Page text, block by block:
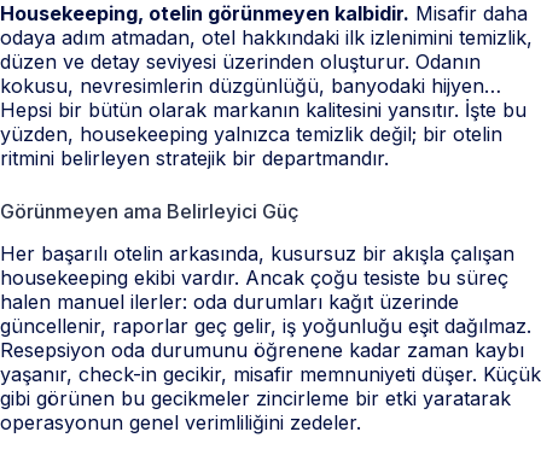
Housekeeping, otelin görünmeyen kalbidir. Misafir daha
odaya adım atmadan, otel hakkındaki ilk izlenimini temizlik,
düzen ve detay seviyesi üzerinden oluşturur. Odanın
kokusu, nevresimlerin düzgünlüğü, banyodaki hijyen…
Hepsi bir bütün olarak markanın kalitesini yansıtır. İşte bu
yüzden, housekeeping yalnızca temizlik değil; bir otelin
ritmini belirleyen stratejik bir departmandır.
Görünmeyen ama Belirleyici Güç
Her başarılı otelin arkasında, kusursuz bir akışla çalışan
housekeeping ekibi vardır. Ancak çoğu tesiste bu süreç
halen manuel ilerler: oda durumları kağıt üzerinde
güncellenir, raporlar geç gelir, iş yoğunluğu eşit dağılmaz.
Resepsiyon oda durumunu öğrenene kadar zaman kaybı
yaşanır, check-in gecikir, misafir memnuniyeti düşer. Küçük
gibi görünen bu gecikmeler zincirleme bir etki yaratarak
operasyonun genel verimliliğini zedeler.